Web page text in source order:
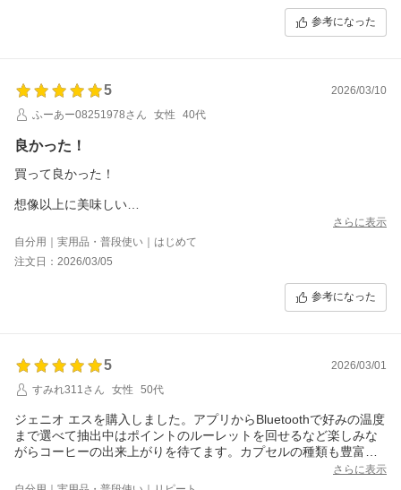
参考になった
5
2026/03/10
ふーあー08251978さん
女性 40代
良かった！
買って良かった！
想像以上に美味しい
さらに表示
自分用｜実用品・普段使い｜はじめて
注文日：2026/03/05
参考になった
5
2026/03/01
すみれ311さん
女性 50代
ジェニオ エスを購入しました。アプリからBluetoothで好みの温度
まで選べて抽出中はポイントのルーレットを回せるなど楽しみな
がらコーヒーの出来上がりを待てます。カプセルの種類も豊富で
どれも美味しい。自宅でスターバックスコーヒーも楽しめるので
とても満足しています。スターバックスのグラスマグは容量も大
さらに表示